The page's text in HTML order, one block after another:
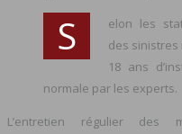
S
elon les
des sinistres
18 ans
normale par les experts.
L’entretien régulier des